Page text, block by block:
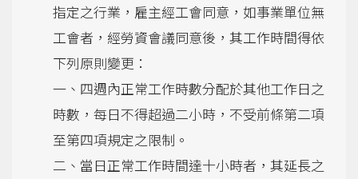
指定之行業，雇主經工會同意，如事業單位無
工會者，經勞資會議同意後，其工作時間得依
下列原則變更：
一、四週內正常工作時數分配於其他工作日之
時數，每日不得超過二小時，不受前條第二項
至第四項規定之限制。
二、當日正常工作時間達十小時者，其延長之